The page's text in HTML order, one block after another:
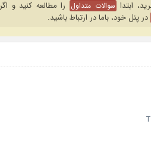
سوالات متداول را مطالعه کنید و اگر
در پنل خود، باما در ارتباط باشید.